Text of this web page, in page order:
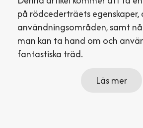
på rödcederträets egenskaper,
användningsområden, samt
man kan ta hand om och
fantastiska träd.
Läs mer